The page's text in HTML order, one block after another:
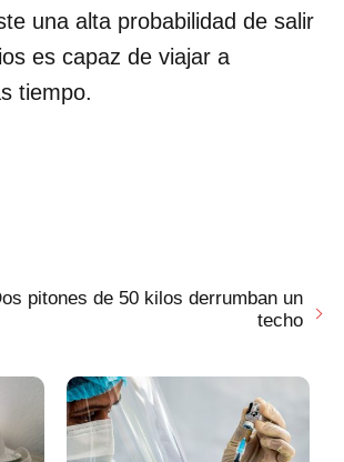
una alta probabilidad de salir
es capaz de viajar a
tiempo.
pitones de 50 kilos derrumban un
techo